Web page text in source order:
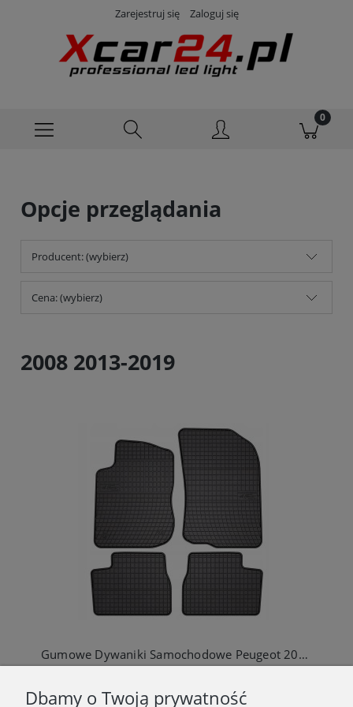
Zarejestruj się Zaloguj się
Opcje przeglądania
Producent: (wybierz)
Cena: (wybierz)
2008 2013-2019
Gumowe Dywaniki Samochodowe Peugeot 208 2008
Dbamy o Twoją prywatność